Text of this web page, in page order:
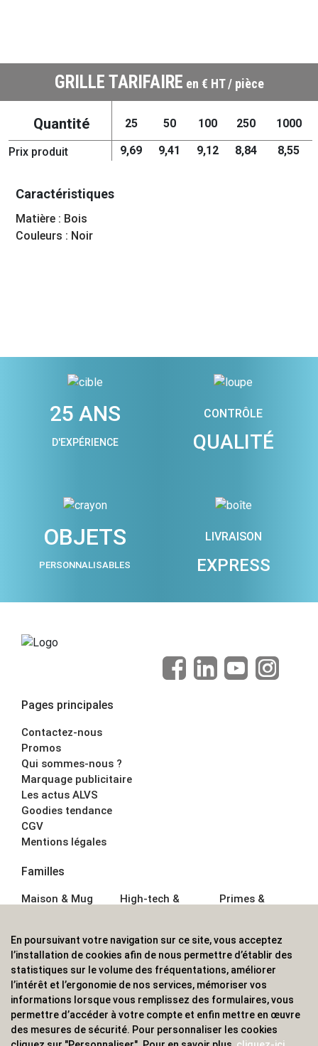
GRILLE TARIFAIRE en € HT / pièce
Quantité 25 50 100 250 1000
Prix produit 9,69 9,41 9,12 8,84 8,55
Caractéristiques
Matière : Bois
Couleurs : Noir
25 ANS
D'EXPÉRIENCE
CONTRÔLE
QUALITÉ
OBJETS
PERSONNALISABLES
LIVRAISON
EXPRESS
Pages principales
Contactez-nous
Promos
Qui sommes-nous ?
Marquage publicitaire
Les actus ALVS
Goodies tendance
CGV
Mentions légales
Familles
Maison & Mug
Écriture
Bagagerie sacs
High-tech &
Sport &
Outdoor
Enfant
Primes &
Boisson
Textile &
Casquette
Accessoires de
bureau
ALVS, fournisseur d'objets publicitaires, pour les
En poursuivant votre navigation sur ce site, vous acceptez
l’installation de cookies afin de nous permettre d’établir des
statistiques sur le volume des fréquentations, améliorer
l’intérêt et l’ergonomie de nos services, mémoriser vos
informations lorsque vous remplissez des formulaires, vous
permettre d’accéder à votre compte et enfin mettre en œuvre
des mesures de sécurité. Pour personnaliser les cookies